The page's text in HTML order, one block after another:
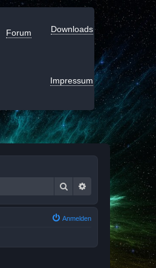
Forum Downloads
Impressum
Suche Erweiterte Suche
Anmelden